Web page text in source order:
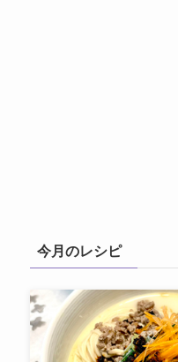
今月のレシピ